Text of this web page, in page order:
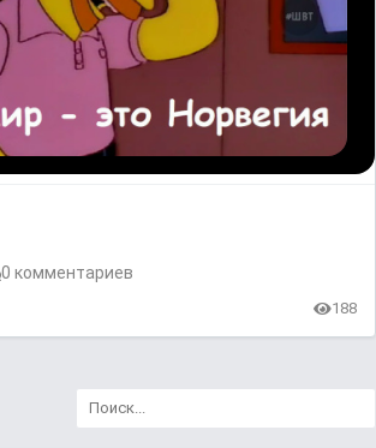
0 комментариев
188